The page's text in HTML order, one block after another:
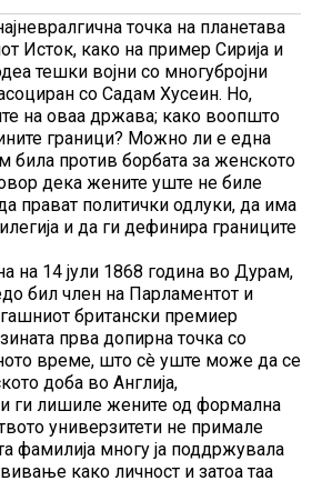
точка на планетава
Исток, како на пример Сирија и
тешки војни со многубројни
со Садам Хусеин. Но,
на оваа држава; како воопшто
граници? Можно ли е една
била против борбата за женското
дека жените уште не биле
прават политички одлуки, да има
и да ги дефинира границите
на 14 јули 1868 година во Дурам,
бил член на Парламентот и
британски премиер
прва допирна точка со
време, што сè уште може да се
доба во Англија,
ги лишиле жените од формална
универзитети не примале
фамилија многу ја поддржувала
како личност и затоа таа